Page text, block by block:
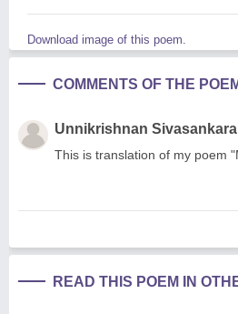
Download image of this poem.
COMMENTS OF THE
Unnikrishnan
This is translation of my poem
READ THIS POEM IN